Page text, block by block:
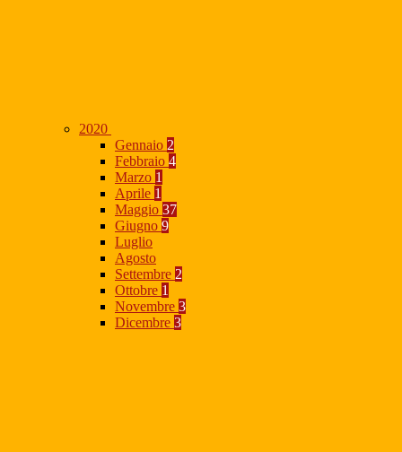
2020
Gennaio 2
Febbraio 4
Marzo 1
Aprile 1
Maggio 37
Giugno 9
Luglio
Agosto
Settembre 2
Ottobre 1
Novembre 3
Dicembre 3